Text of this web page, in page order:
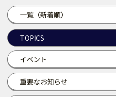
一覧（新着順）
TOPICS
イベント
重要なお知らせ